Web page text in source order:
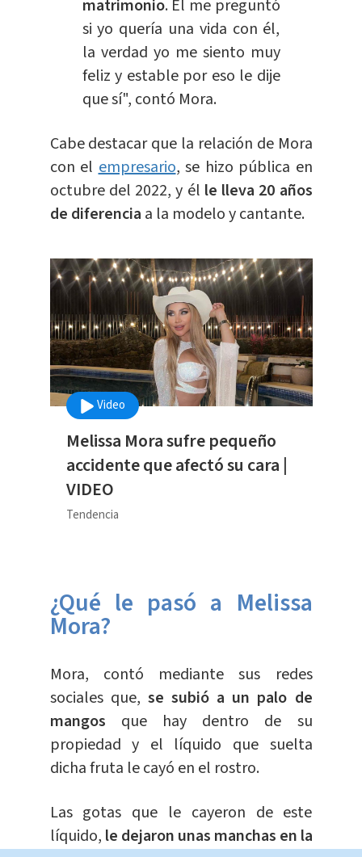
matrimonio. Él me preguntó
si yo quería una vida con él,
la verdad yo me siento muy
feliz y estable por eso le dije
que sí", contó Mora.
Cabe destacar que la relación de Mora
con elempresario, se hizo pública en
octubre del 2022, y él le lleva 20 años
de diferencia a la modelo y cantante.
Video
Melissa Mora sufre pequeño
accidente que afectó su cara |
VIDEO
Tendencia
¿Qué le pasó a Melissa
Mora?
Mora, contó mediante sus redes
sociales que, se subió a un palo de
mangos que hay dentro de su
propiedad y el líquido que suelta
dicha fruta le cayó en el rostro.
Las gotas que le cayeron de este
líquido, le dejaron unas manchas en la